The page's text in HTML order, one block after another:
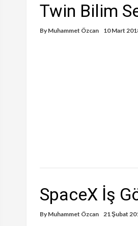
Twin Bilim
By Muhammet Özcan 10 Mart
SpaceX İş
By Muhammet Özcan 21 Şubat